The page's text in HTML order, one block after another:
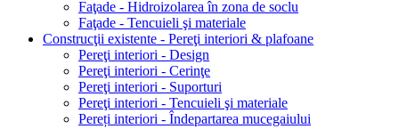
Faţade - Hidroizolarea în zona de soclu
Faţade - Tencuieli şi materiale
Construcţii existente - Pereţi interiori & plafoane
Pereţi interiori - Design
Pereţi interiori - Cerinţe
Pereţi interiori - Suporturi
Pereţi interiori - Tencuieli şi materiale
Pereți interiori - Îndepartarea mucegaiului